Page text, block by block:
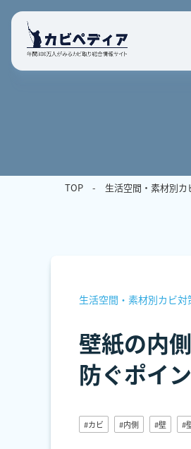
TOP 生活空間・素材別カ
生活空間・素材別カビ対
壁紙の内
防ぐポイ
#カビ #内側 #壁 #